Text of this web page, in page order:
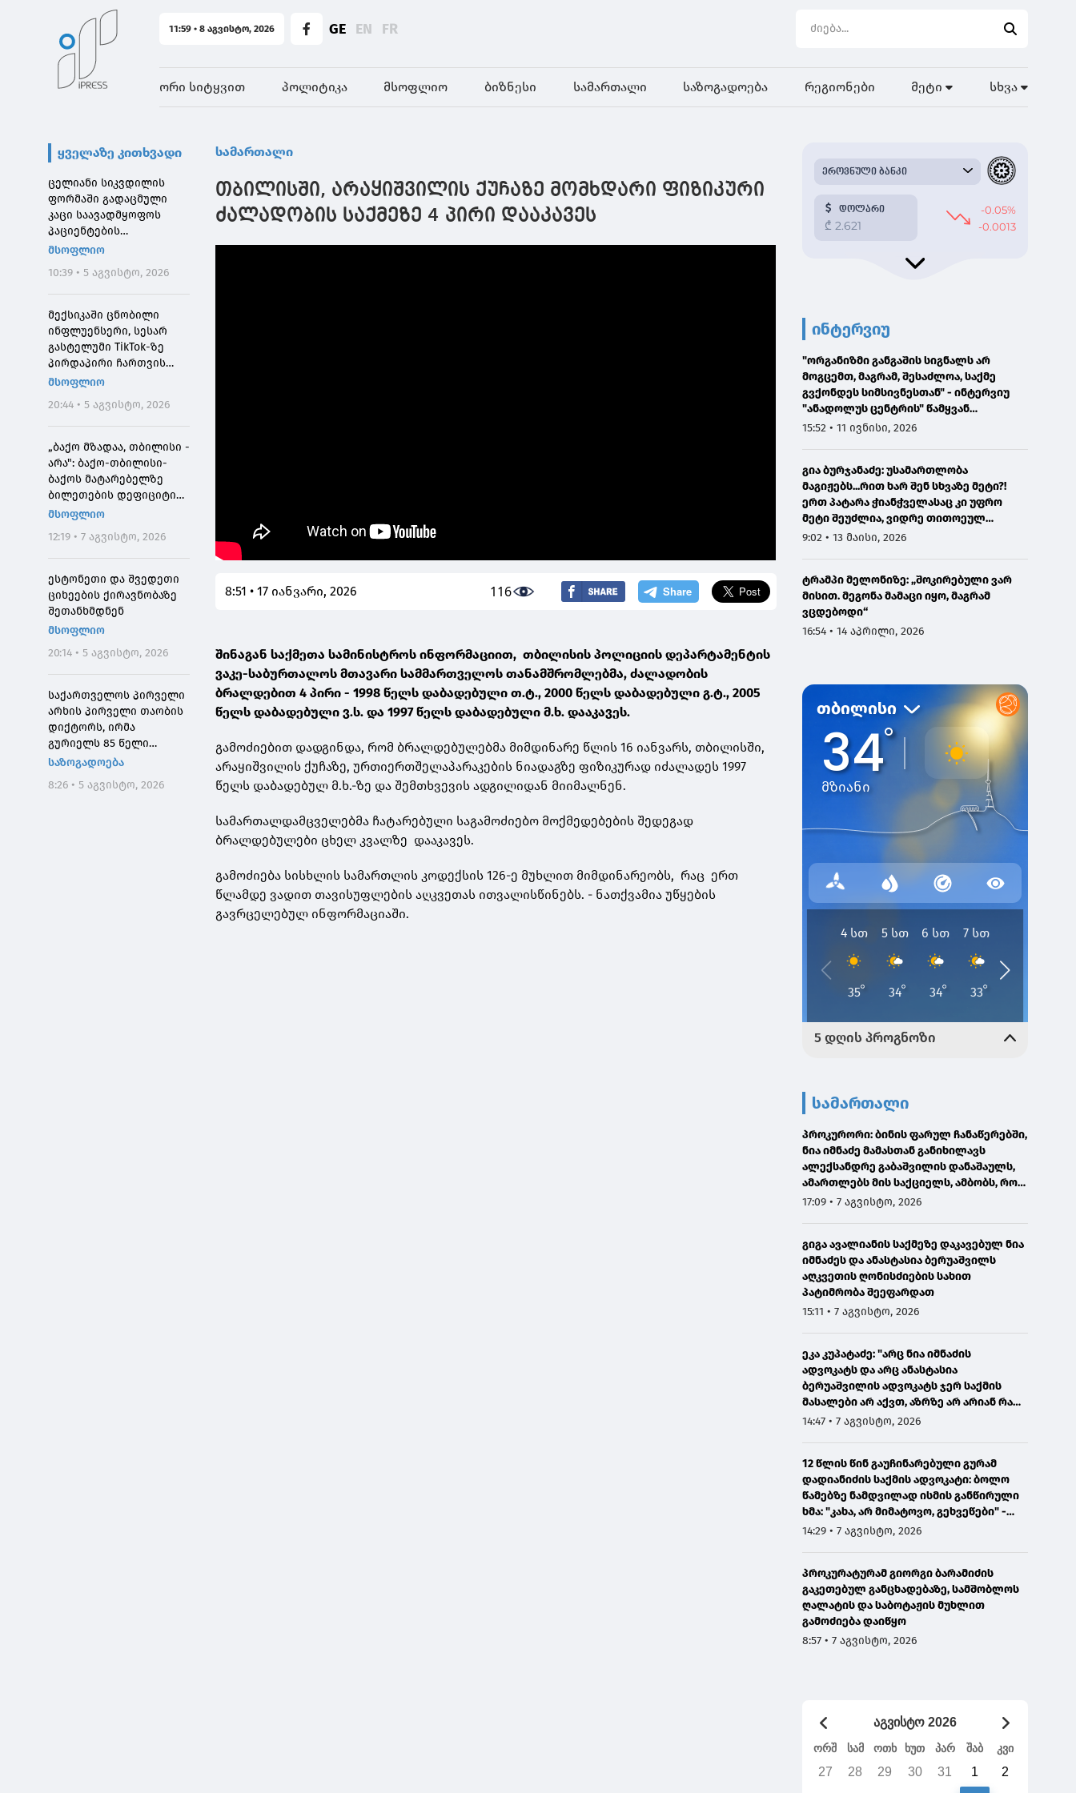
11:59 • 8 აგვისტო, 2026 GE EN FR
ორი სიტყვით პოლიტიკა მსოფლიო ბიზნესი სამართალი საზოგადოება რეგიონები მეტი სხვა
ყველაზე კითხვადი
ცელიანი სიკვდილის
ფორმაში გადაცმული
კაცი საავადმყოფოს
პაციენტების
შეშინებისთვის
მსოფლიო
10:39 • 5 აგვისტო, 2026
მექსიკაში ცნობილი
ინფლუენსერი, სესარ
გასტელუმი TikTok-ზე
პირდაპირი ჩართვის
დროს მოკლეს
მსოფლიო
20:44 • 5 აგვისტო, 2026
„ბაქო მზადაა, თბილისი -
არა": ბაქო-თბილისი-
ბაქოს მატარებელზე
ბილეთების დეფიციტის
მიზეზი
მსოფლიო
12:19 • 7 აგვისტო, 2026
ესტონეთი და შვედეთი
ციხეების ქირავნობაზე
შეთანხმდნენ
მსოფლიო
20:14 • 5 აგვისტო, 2026
საქართველოს პირველი
არხის პირველი თაობის
დიქტორს, ირმა
გურიელს 85 წელი
შეუსრულდა
საზოგადოება
8:26 • 5 აგვისტო, 2026
სამართალი
თბილისში, არაყიშვილის ქუჩაზე მომხდარი ფიზიკური
ძალადობის საქმეზე 4 პირი დააკავეს
8:51 • 17 იანვარი, 2026 116
შინაგან საქმეთა სამინისტროს ინფორმაციით, თბილისის პოლიციის დეპარტამენტის
ვაკე-საბურთალოს მთავარი სამმართველოს თანამშრომლებმა, ძალადობის
ბრალდებით 4 პირი - 1998 წელს დაბადებული თ.ტ., 2000 წელს დაბადებული გ.ტ., 2005
წელს დაბადებული ვ.ს. და 1997 წელს დაბადებული მ.ხ. დააკავეს.
გამოძიებით დადგინდა, რომ ბრალდებულებმა მიმდინარე წლის 16 იანვარს, თბილისში,
არაყიშვილის ქუჩაზე, ურთიერთშელაპარაკების ნიადაგზე ფიზიკურად იძალადეს 1997
წელს დაბადებულ მ.ხ.-ზე და შემთხვევის ადგილიდან მიიმალნენ.
სამართალდამცველებმა ჩატარებული საგამოძიებო მოქმედებების შედეგად
ბრალდებულები ცხელ კვალზე დააკავეს.
გამოძიება სისხლის სამართლის კოდექსის 126-ე მუხლით მიმდინარეობს, რაც ერთ
წლამდე ვადით თავისუფლების აღკვეთას ითვალისწინებს. - ნათქვამია უწყების
გავრცელებულ ინფორმაციაში.
ინტერვიუ
"ორგანიზმი განგაშის სიგნალს არ
მოგცემთ, მაგრამ, შესაძლოა, საქმე
გვქონდეს სიმსივნესთან" - ინტერვიუ
"ანადოლუს ცენტრის" წამყვან
ონკოლოგთან
15:52 • 11 ივნისი, 2026
გია ბურჯანაძე: უსამართლობა
მაგიჟებს...რით ხარ შენ სხვაზე მეტი?!
ერთ პატარა ჭიანჭველასაც კი უფრო
მეტი შეუძლია, ვიდრე თითოეულ
ჩვენგანს...
9:02 • 13 მაისი, 2026
ტრამპი მელონიზე: „შოკირებული ვარ
მისით. მეგონა მამაცი იყო, მაგრამ
ვცდებოდი“
16:54 • 14 აპრილი, 2026
სამართალი
პროკურორი: ბინის ფარულ ჩანაწერებში,
ნია იმნაძე მამასთან განიხილავს
ალექსანდრე გაბაშვილის დანაშაულს,
ამართლებს მის საქციელს, ამბობს, რომ
სხვანაირად ვერ მოიქცეოდა
17:09 • 7 აგვისტო, 2026
გიგა ავალიანის საქმეზე დაკავებულ ნია
იმნაძეს და ანასტასია ბერუაშვილს
აღკვეთის ღონისძიების სახით
პატიმრობა შეეფარდათ
15:11 • 7 აგვისტო, 2026
ეკა კუპატაძე: "არც ნია იმნაძის
ადვოკატს და არც ანასტასია
ბერუაშვილის ადვოკატს ჯერ საქმის
მასალები არ აქვთ, აზრზე არ არიან რა
წერია მასალებში"
14:47 • 7 აგვისტო, 2026
12 წლის წინ გაუჩინარებული გურამ
დადიანიძის საქმის ადვოკატი: ბოლო
წამებზე ნამდვილად ისმის განწირული
ხმა: "კახა, არ მიმატოვო, გეხვეწები" -
ვიდეოს დადებას ვაპირებდით
14:29 • 7 აგვისტო, 2026
პროკურატურამ გიორგი ბარამიძის
გაკეთებულ განცხადებაზე, სამშობლოს
ღალატის და საბოტაჟის მუხლით
გამოძიება დაიწყო
8:57 • 7 აგვისტო, 2026
აგვისტო 2026
ორშ სამ ოთხ ხუთ პარ შაბ კვი
27 28 29 30 31 1 2